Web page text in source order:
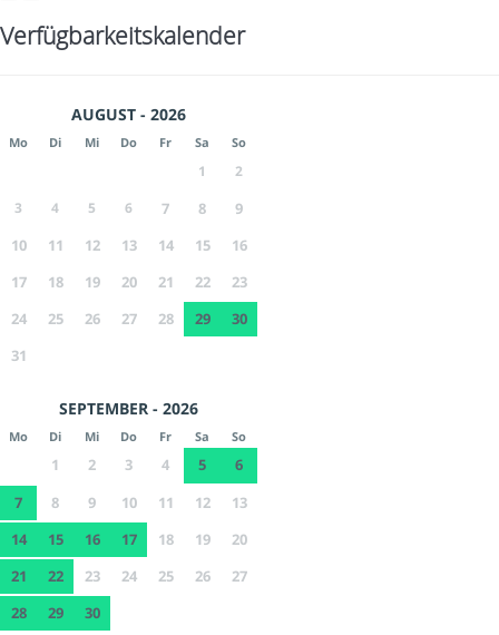
Verfügbarkeitskalender
AUGUST - 2026
Mo Di Mi Do Fr Sa So
1
2
3
4 5 6 7 8
9
10
11 12 13 14 15
16
17
18 19 20 21 22
23
24
25 26 27 28 29
30
31
SEPTEMBER - 2026
Mo Di Mi Do Fr Sa So
1 2 3 4 5
6
7
8 9 10 11 12
13
14
15 16 17 18 19
20
21
22 23 24 25 26
27
28
29 30